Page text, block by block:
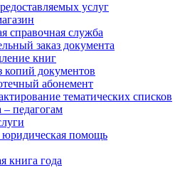
услуг
справочная служба
заказ документа
книг
копий документов
абонемент
тематических списков
– педагогам
юридическая помощь
книга года